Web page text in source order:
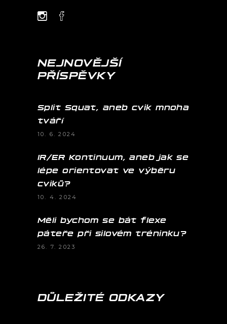
NEJNOVĚJŠÍ
PŘÍSPĚVKY
Split Squat, aneb cvik mnoha
tváří
10. 6. 2024
IR/ER Kontinuum, aneb jak se
lépe orientovat ve výběru
cviků?
10. 4. 2024
Měli bychom se bát flexe
páteře při silovém tréninku?
26. 7. 2023
DŮLEŽITÉ ODKAZY